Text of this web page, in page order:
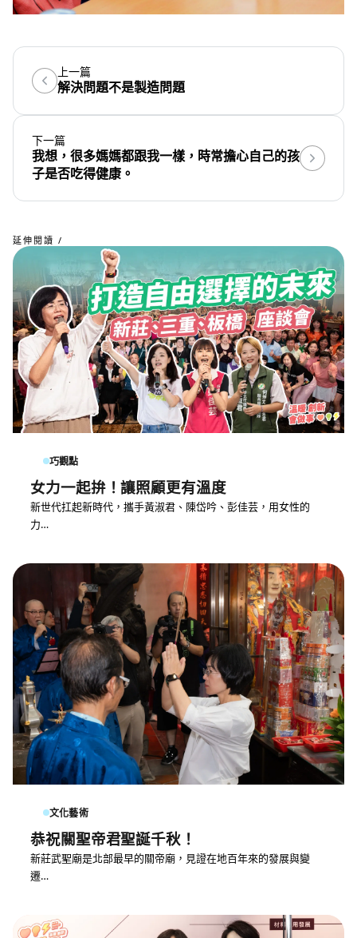
上一篇
解決問題不是製造問題
下一篇
我想，很多媽媽都跟我一樣，時常擔心自己的孩
子是否吃得健康。
延伸閱讀 /
巧觀點
女力一起拚！讓照顧更有溫度
新世代扛起新時代，攜手黃淑君、陳岱吟、彭佳芸，用女性的
力…
文化藝術
恭祝關聖帝君聖誕千秋！
新莊武聖廟是北部最早的關帝廟，見證在地百年來的發展與變
遷…